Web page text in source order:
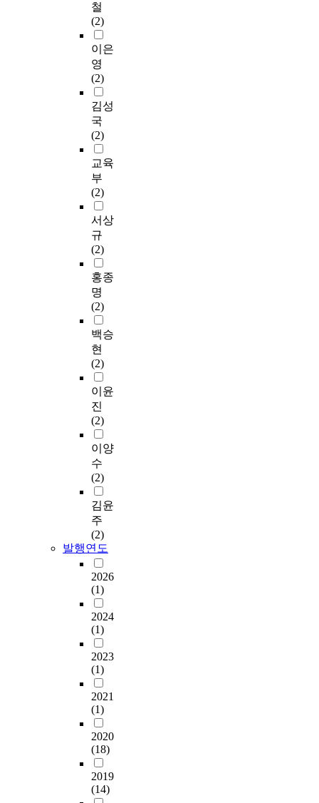
철
(2)
이은
영
(2)
김성
국
(2)
교육
부
(2)
서상
규
(2)
홍종
명
(2)
백승
현
(2)
이윤
진
(2)
이양
수
(2)
김윤
주
(2)
발행연도
2026
(1)
2024
(1)
2023
(1)
2021
(1)
2020
(18)
2019
(14)